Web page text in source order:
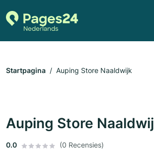
Startpagina Auping Store Naaldwijk
Auping Store
0.0 (0 Recensies)